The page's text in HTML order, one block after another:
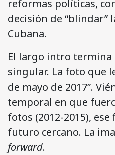
reformas políticas,
decisión de “blindar”
Cubana.
El largo intro termina
singular. La foto que
de mayo de 2017”.
temporal en que
fotos (2012-2015),
futuro cercano. La
forward.